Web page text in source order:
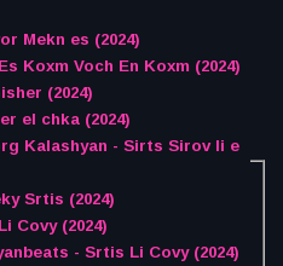
Mekn es (2024)
Koxm Voch En Koxm (2024)
(2024)
el chka (2024)
Kalashyan - Sirts Sirov li e
Srtis (2024)
Covy (2024)
- Srtis Li Covy (2024)